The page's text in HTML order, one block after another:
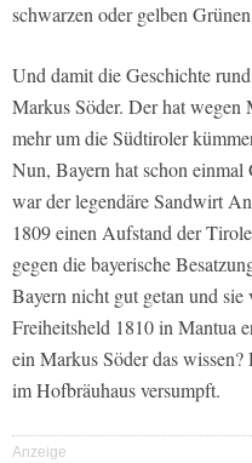
schwarzen oder gelben
Und damit die Geschichte
Markus Söder. Der hat
mehr um die Südtiroler
Nun, Bayern hat schon
war der legendäre Sandwirt
1809 einen Aufstand der
gegen die bayerische
Bayern nicht gut getan und
Freiheitsheld 1810 in Mantua
ein Markus Söder das
im Hofbräuhaus versumpft.
Anzeige